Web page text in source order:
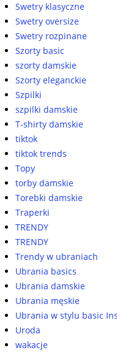
Swetry klasyczne
Swetry oversize
Swetry rozpinane
Szorty basic
szorty damskie
Szorty eleganckie
Szpilki
szpilki damskie
T-shirty damskie
tiktok
tiktok trends
Topy
torby damskie
Torebki damskie
Traperki
TRENDY
TRENDY
Trendy w ubraniach
Ubrania basics
Ubrania damskie
Ubrania męskie
Ubrania w stylu basic
Uroda
wakacje